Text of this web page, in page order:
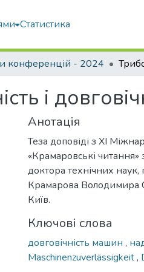
Статистика
конференцій - 2024
і
Анотація
Теза доповіді з ХІ
«Крамаровські
доктора технічних
Крамарова Володимира
Київ.
Ключові слова
довговічність машин ,
Maschinenzuverlässigkeit,